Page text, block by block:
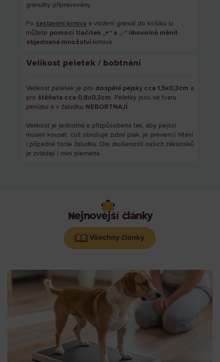
granulky připravovány.
Po sestavení krmiva a vložení granulí do košíku si
můžete pomocí tlačítek „+“ a „-“ libovolně měnit
objednané množství krmiva.
Velikost peletek / bobtnání
Velikost peletek je pro dospělé pejsky cca 1,5x0,3cm a
pro štěňata cca 0,8x0,3cm. Peletky jsou ve tvaru
penízku a v žaludku NEBOBTNAJÍ .
Velikost je jednotná a přizpůsobena tak, aby pejsci
museli kousat, což obrušuje zubní plak, je prevencí hltání
i případné torze žaludku. Dle zkušeností našich zákazníků
je zvládají i mini plemena.
Nejnovější články
Všechny články